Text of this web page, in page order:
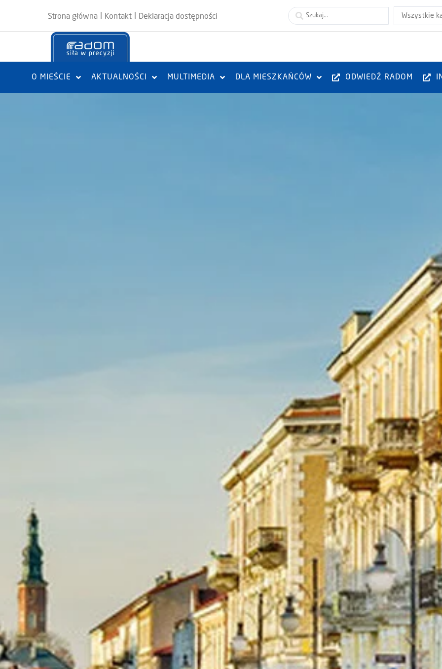
Strona główna Kontakt Deklaracja dostępności Wszystkie
O MIEŚCIE AKTUALNOŚCI MULTIMEDIA DLA MIESZKAŃCÓW ODWIEDŹ RADOM